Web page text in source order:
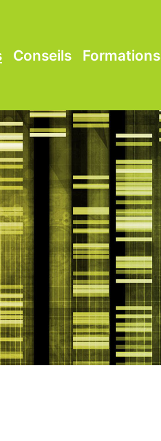
Conseils Formations